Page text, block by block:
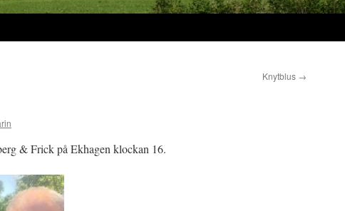
Knytblus →
& Frick på Ekhagen klockan 16.